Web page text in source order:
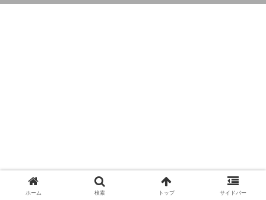
ホーム 検索 トップ サイドバー